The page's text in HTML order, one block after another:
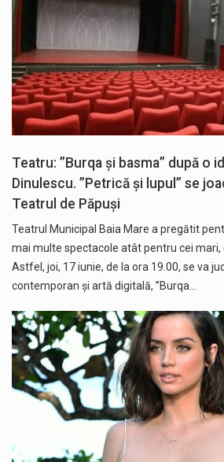
Teatru: ”Burqa și basma” după o
Dinulescu. ”Petrică și lupul” se
Teatrul de Păpuși
Teatrul Municipal Baia Mare a pregătit
mai multe spectacole atât pentru cei mari,
Astfel, joi, 17 iunie, de la ora 19.00, se va
contemporan și artă digitală, ”Burqa…